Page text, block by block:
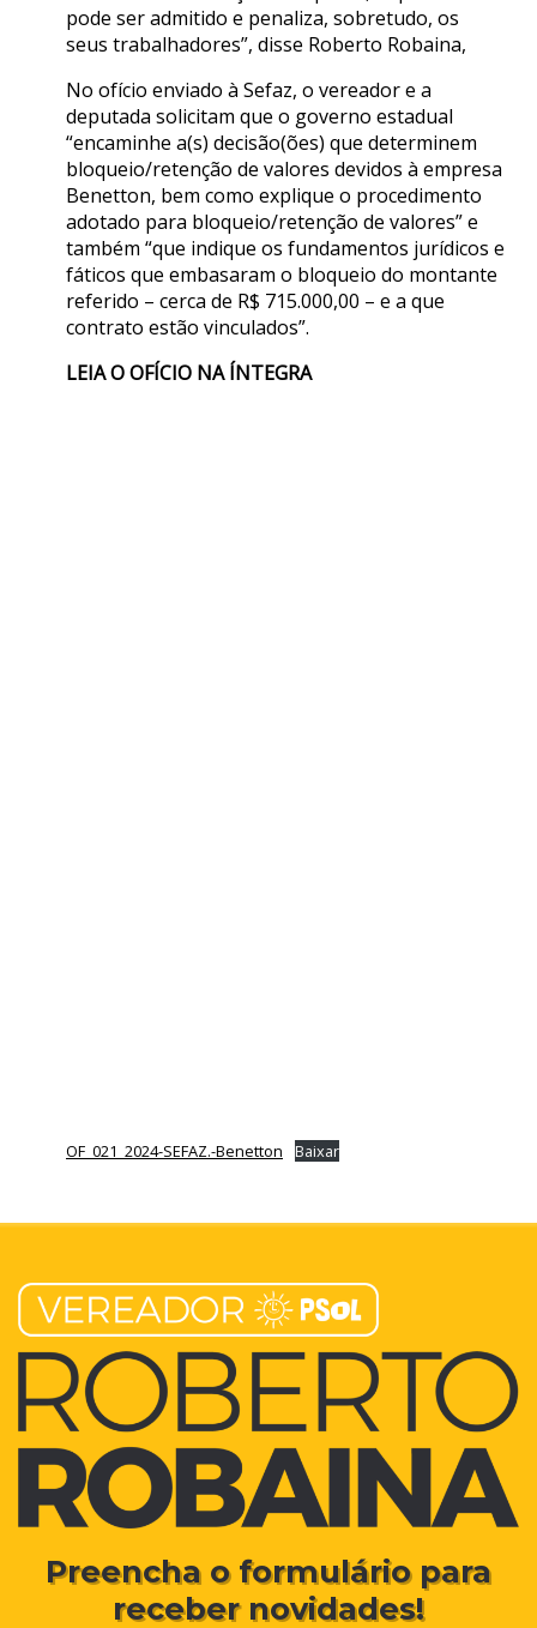
pode ser admitido e penaliza, sobretudo, os
seus trabalhadores”, disse Roberto Robaina,
No ofício enviado à Sefaz, o vereador e a
deputada solicitam que o governo estadual
“encaminhe a(s) decisão(ões) que determinem
bloqueio/retenção de valores devidos à empresa
Benetton, bem como explique o procedimento
adotado para bloqueio/retenção de valores” e
também “que indique os fundamentos jurídicos e
fáticos que embasaram o bloqueio do montante
referido – cerca de R$ 715.000,00 – e a que
contrato estão vinculados”.
LEIA O OFÍCIO NA ÍNTEGRA
OF_021_2024-SEFAZ.-Benetton Baixar
Preencha o formulário para
receber novidades!